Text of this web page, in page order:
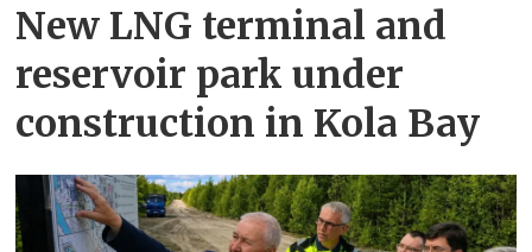
New LNG terminal and
reservoir park under
construction in Kola Bay